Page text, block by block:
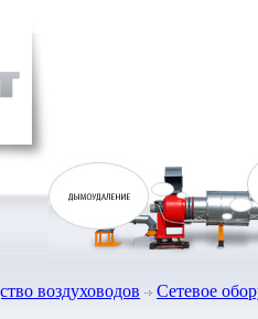
воздуховодов
Сетевое